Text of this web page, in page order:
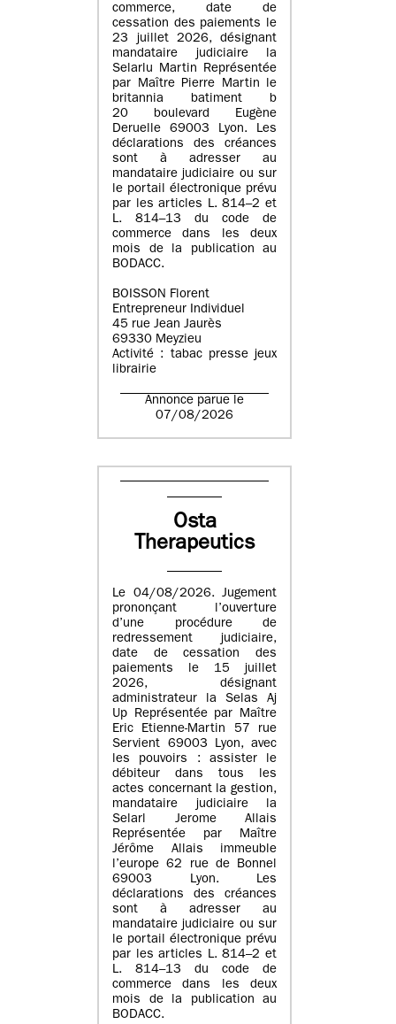
commerce, date de
cessation des paiements le
23 juillet 2026, désignant
mandataire judiciaire la
Selarlu Martin Représentée
par Maître Pierre Martin le
britannia batiment b
20 boulevard Eugène
Deruelle 69003 Lyon. Les
déclarations des créances
sont à adresser au
mandataire judiciaire ou sur
le portail électronique prévu
par les articles L. 814–2 et
L. 814–13 du code de
commerce dans les deux
mois de la publication au
BODACC.
BOISSON Florent
Entrepreneur Individuel
45 rue Jean Jaurès
69330 Meyzieu
Activité : tabac presse jeux
librairie
Annonce parue le
07/08/2026
Osta
Therapeutics
Le 04/08/2026. Jugement
prononçant l’ouverture
d’une procédure de
redressement judiciaire,
date de cessation des
paiements le 15 juillet
2026, désignant
administrateur la Selas Aj
Up Représentée par Maître
Eric Etienne-Martin 57 rue
Servient 69003 Lyon, avec
les pouvoirs : assister le
débiteur dans tous les
actes concernant la gestion,
mandataire judiciaire la
Selarl Jerome Allais
Représentée par Maître
Jérôme Allais immeuble
l’europe 62 rue de Bonnel
69003 Lyon. Les
déclarations des créances
sont à adresser au
mandataire judiciaire ou sur
le portail électronique prévu
par les articles L. 814–2 et
L. 814–13 du code de
commerce dans les deux
mois de la publication au
BODACC.